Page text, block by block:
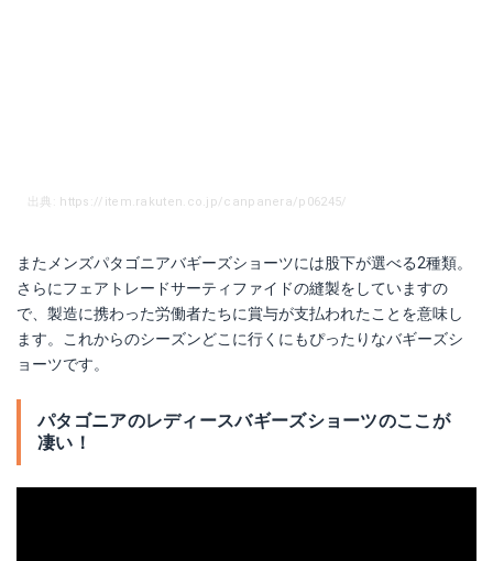
出典: https://item.rakuten.co.jp/canpanera/p06245/
またメンズパタゴニアバギーズショーツには股下が選べる2種類。
さらにフェアトレードサーティファイドの縫製をしていますの
で、製造に携わった労働者たちに賞与が支払われたことを意味し
ます。これからのシーズンどこに行くにもぴったりなバギーズシ
ョーツです。
パタゴニアのレディースバギーズショーツのここが
凄い！